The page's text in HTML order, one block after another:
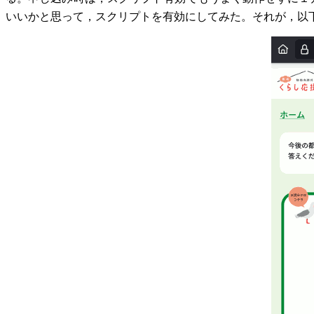
いいかと思って，スクリプトを有効にしてみた。それが，以